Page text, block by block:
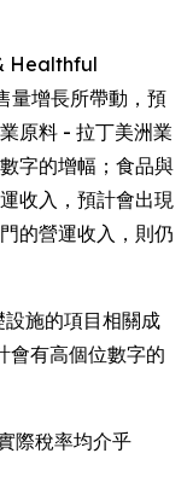
Healthful
量增長所帶動，預
原料 - 拉丁美洲業
字的增幅；食品與
收入，預計會出現
的營運收入，則仍
施的項目相關成
會有高個位數字的
際稅率均介乎